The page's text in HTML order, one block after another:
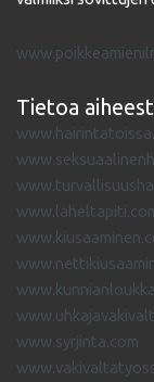
Tietoa
www.syrjinta.com